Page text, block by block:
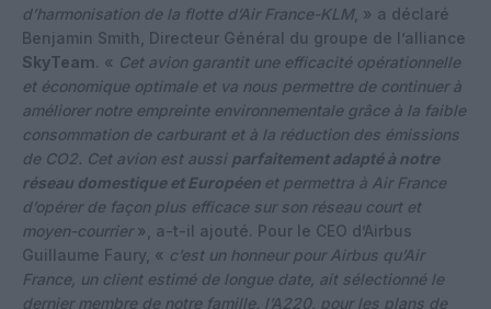
d’harmonisation de la flotte d’Air France-KLM, » a déclaré
Benjamin Smith, Directeur Général du groupe de l’alliance
SkyTeam. « Cet avion garantit une efficacité opérationnelle
et économique optimale et va nous permettre de continuer à
améliorer notre empreinte environnementale grâce à la faible
consommation de carburant et à la réduction des émissions
de CO2. Cet avion est aussi parfaitement adapté à notre
réseau domestique et Européen et permettra à Air France
d’opérer de façon plus efficace sur son réseau court et
moyen-courrier», a-t-il ajouté. Pour le CEO d’Airbus
Guillaume Faury, « c’est un honneur pour Airbus qu’Air
France, un client estimé de longue date, ait sélectionné le
dernier membre de notre famille, l’A220, pour les plans de